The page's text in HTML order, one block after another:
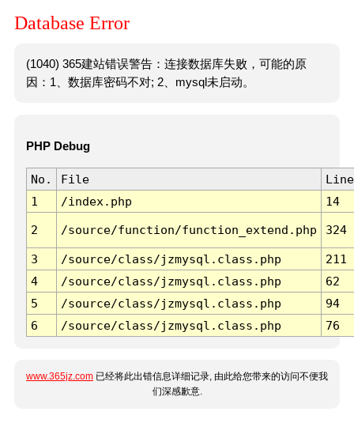
Database Error
(1040) 365建站错误警告：连接数据库失败，可能的原
因：1、数据库密码不对; 2、mysql未启动。
PHP Debug
No. File
Line
1
/index.php 14
2 /source/function/function_extend.php 324
3 /source/class/jzmysql.class.php
211
4
/source/class/jzmysql.class.php
62
5
/source/class/jzmysql.class.php
94
6
/source/class/jzmysql.class.php 76
www.365jz.com 已经将此出错信息详细记录, 由此给您带来的访问不便我
们深感歉意.